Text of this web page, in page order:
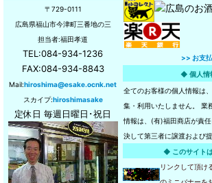
>> お支
◆ 個人情
全てのお客様の個人情報は
集・利用いたしません。 業
情報は、(有)福田商店が責任
決して第三者に譲渡および
◆ このサイト
リンクして頂け
〒729-0111
広島県福山市今津町三番地の三
担当者:福田孝道
TEL:084-934-1236
FAX:084-934-8843
Mail:hiroshima@esake.ocnk.net
スカイプ:hiroshimasake
定休日 毎週日曜日･祝日